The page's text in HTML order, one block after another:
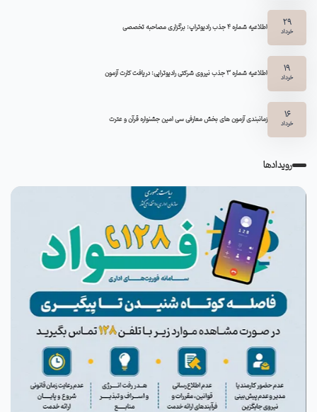
29
خرداد اطلاعیه شماره ۴ جذب رادیوتراپ: برگزاری مصاحبه تخصصی
19
خرداد اطلاعیه شماره 3 جذب نیروی شرکتی رادیوتراپی: دریافت کارت آزمون
16
خرداد زمانبندی آزمون های بخش معارفی سی امین جشنواره قرآن و عترت
رویدادها